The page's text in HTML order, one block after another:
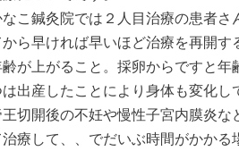
こ鍼灸院では２人目治療の患者さ
ら早ければ早いほど治療を再開す
が上がること。採卵からですと年
は出産したことにより身体も変化
切開後の不妊や慢性子宮内膜炎な
療して、、でだいぶ時間がかかる